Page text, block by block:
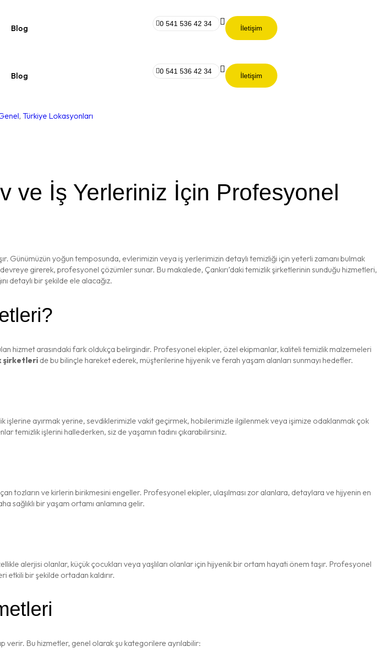
Blog 0 541 536 42 34
İletişim
Blog 0 541 536 42 34
İletişim
, Türkiye Lokasyonları
ve İş Yerleriniz İçin Profesyonel
Günümüzün yoğun temposunda, evlerimizin veya iş yerlerimizin detaylı temizliği için yeterli zamanı bulmak
devreye girerek, profesyonel çözümler sunar. Bu makalede, Çankırı’daki temizlik şirketlerinin sunduğu hizmetleri,
detaylı bir şekilde ele alacağız.
hizmet arasındaki fark oldukça belirgindir. Profesyonel ekipler, özel ekipmanlar, kaliteli temizlik malzemeleri
şirketleride bu bilinçle hareket ederek, müşterilerine hijyenik ve ferah yaşam alanları sunmayı hedefler.
işlerine ayırmak yerine, sevdiklerimizle vakit geçirmek, hobilerimizle ilgilenmek veya işimize odaklanmak çok
temizlik işlerini hallederken, siz de yaşamın tadını çıkarabilirsiniz.
tozların ve kirlerin birikmesini engeller. Profesyonel ekipler, ulaşılması zor alanlara, detaylara ve hijyenin en
sağlıklı bir yaşam ortamı anlamına gelir.
alerjisi olanlar, küçük çocukları veya yaşlıları olanlar için hijyenik bir ortam hayati önem taşır. Profesyonel
etkili bir şekilde ortadan kaldırır.
verir. Bu hizmetler, genel olarak şu kategorilere ayrılabilir: